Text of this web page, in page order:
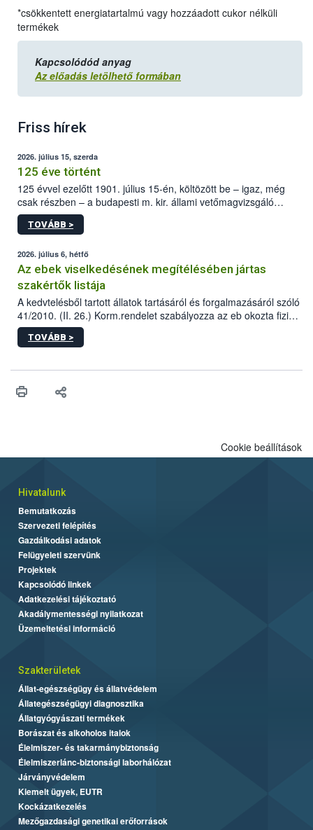
*csökkentett energiatartalmú vagy hozzáadott cukor nélküli
termékek
Kapcsolódód anyag
Az előadás letölhető formában
Friss hírek
2026. július 15, szerda
125 éve történt
125 évvel ezelőtt 1901. július 15-én, költözött be – igaz, még
csak részben – a budapesti m. kir. állami vetőmagvizsgáló
állomás a Kis Rókus utca 15. szám alatti, Czigler Győző által
tervezett új épületébe.
TOVÁBB >
2026. július 6, hétfő
Az ebek viselkedésének megítélésében jártas
szakértők listája
A kedvtelésből tartott állatok tartásáról és forgalmazásáról szóló
41/2010. (II. 26.) Korm.rendelet szabályozza az eb okozta fizikai
sérülés, illetve ennek veszélye keletkezésekor felmerülő
hatósági feladatokat, valamint a veszélyes eb tartását és annak
vonni az ebek viselkedésének megítélésében jártas szakértőt.
TOVÁBB >
Cookie beállítások
Hivatalunk
Bemutatkozás
Szervezeti felépítés
Gazdálkodási adatok
Felügyeleti szervünk
Projektek
Kapcsolódó linkek
Adatkezelési tájékoztató
Akadálymentességi nyilatkozat
Üzemeltetési információ
Szakterületek
Állat-egészségügy és állatvédelem
Állategészségügyi diagnosztika
Állatgyógyászati termékek
Borászat és alkoholos italok
Élelmiszer- és takarmánybiztonság
Élelmiszerlánc-biztonsági laborhálózat
Járványvédelem
Kiemelt ügyek, EUTR
Kockázatkezelés
Mezőgazdasági genetikai erőforrások